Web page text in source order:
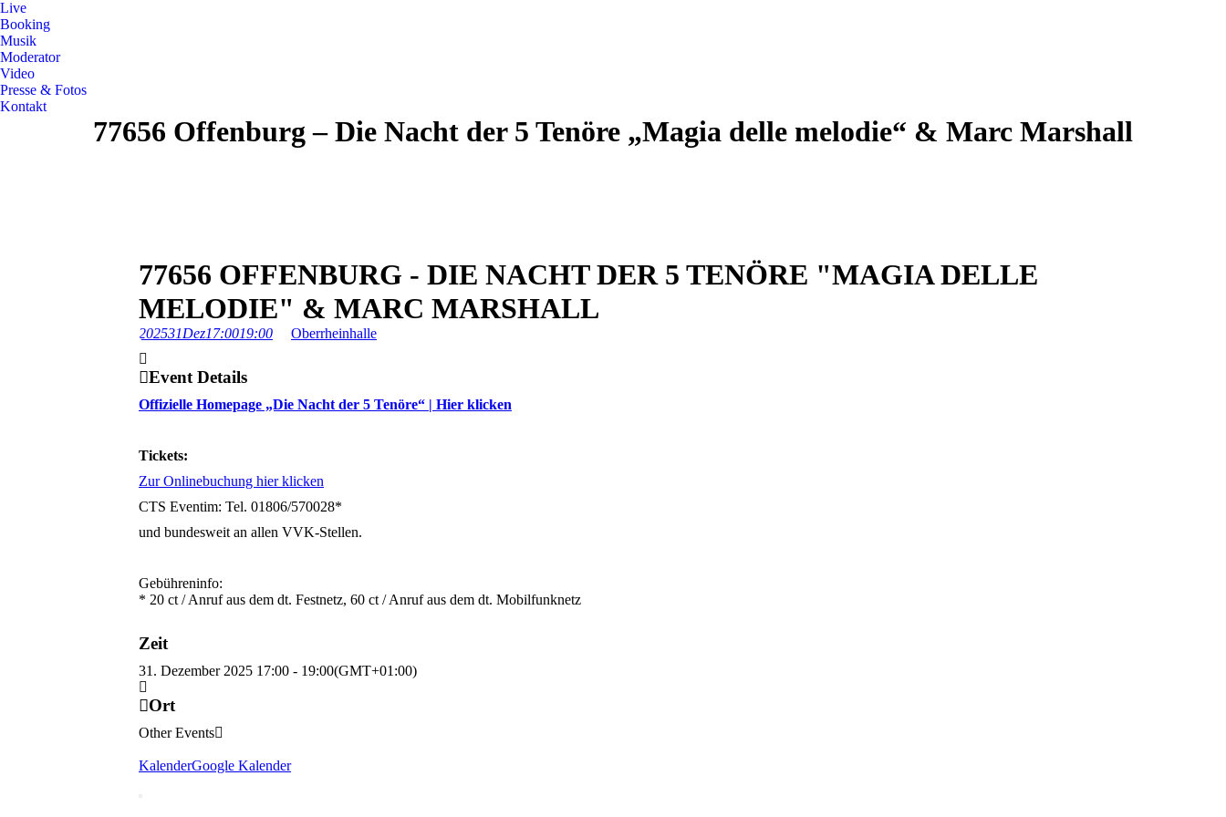
Live
Booking
Musik
Moderator
Video
Presse & Fotos
Kontakt
77656 Offenburg – Die Nacht der 5 Tenöre „Magia delle melodie“ & Marc Marshall
77656 OFFENBURG - DIE NACHT DER 5 TENÖRE "MAGIA DELLE
MELODIE" & MARC MARSHALL
202531Dez17:0019:00 Oberrheinhalle
Event Details
Offizielle Homepage „Die Nacht der 5 Tenöre“ | Hier klicken
Tickets:
Zur Onlinebuchung hier klicken
CTS Eventim: Tel. 01806/570028*
und bundesweit an allen VVK-Stellen.
Gebühreninfo:
* 20 ct / Anruf aus dem dt. Festnetz, 60 ct / Anruf aus dem dt. Mobilfunknetz
Zeit
31. Dezember 2025 17:00 - 19:00(GMT+01:00)
Ort
Other Events
KalenderGoogle Kalender